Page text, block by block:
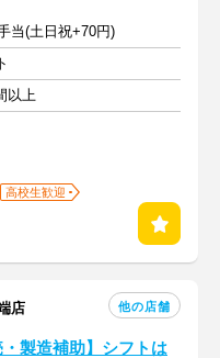
当(土日祝+70円)
以上
高校生歓迎
店 他の店舗
・製造補助】シフトは